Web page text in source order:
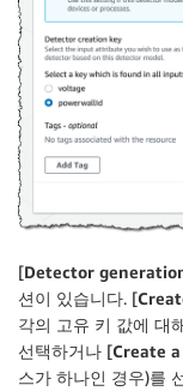
[Detector
션이 있습니다. [
각의 고유 키 값에 대
선택하거나 [Create
스가 하나인 경우)를